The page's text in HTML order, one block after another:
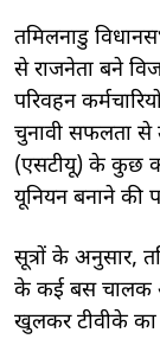
तमिलनाडु
से राजनेता बने
परिवहन
चुनावी सफलता से
(एसटीयू) के कुछ
यूनियन बनाने की
सूत्रों के अनुसार,
के कई बस चालक
खुलकर टीवीके का